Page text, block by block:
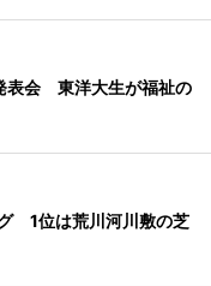
表会 東洋大生が福祉の
1位は荒川河川敷の芝